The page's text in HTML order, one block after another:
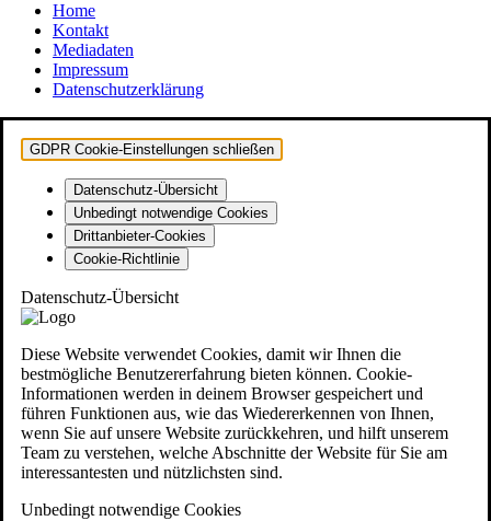
Home
Kontakt
Mediadaten
Impressum
Datenschutzerklärung
GDPR Cookie-Einstellungen schließen
Datenschutz-Übersicht
Unbedingt notwendige Cookies
Drittanbieter-Cookies
Cookie-Richtlinie
Datenschutz-Übersicht
Diese Website verwendet Cookies, damit wir Ihnen die
bestmögliche Benutzererfahrung bieten können. Cookie-
Informationen werden in deinem Browser gespeichert und
führen Funktionen aus, wie das Wiedererkennen von Ihnen,
wenn Sie auf unsere Website zurückkehren, und hilft unserem
Team zu verstehen, welche Abschnitte der Website für Sie am
interessantesten und nützlichsten sind.
Unbedingt notwendige Cookies